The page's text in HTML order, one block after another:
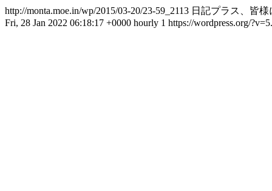
http://monta.moe.in/wp/2015/03-20/23-59_2113 日記プラス、皆
Fri, 28 Jan 2022 06:18:17 +0000 hourly 1 https://wordpress.org/